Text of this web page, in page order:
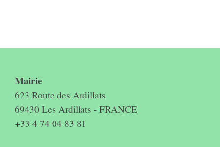
Mairie
623 Route des Ardillats
69430 Les Ardillats - FRANCE
+33 4 74 04 83 81